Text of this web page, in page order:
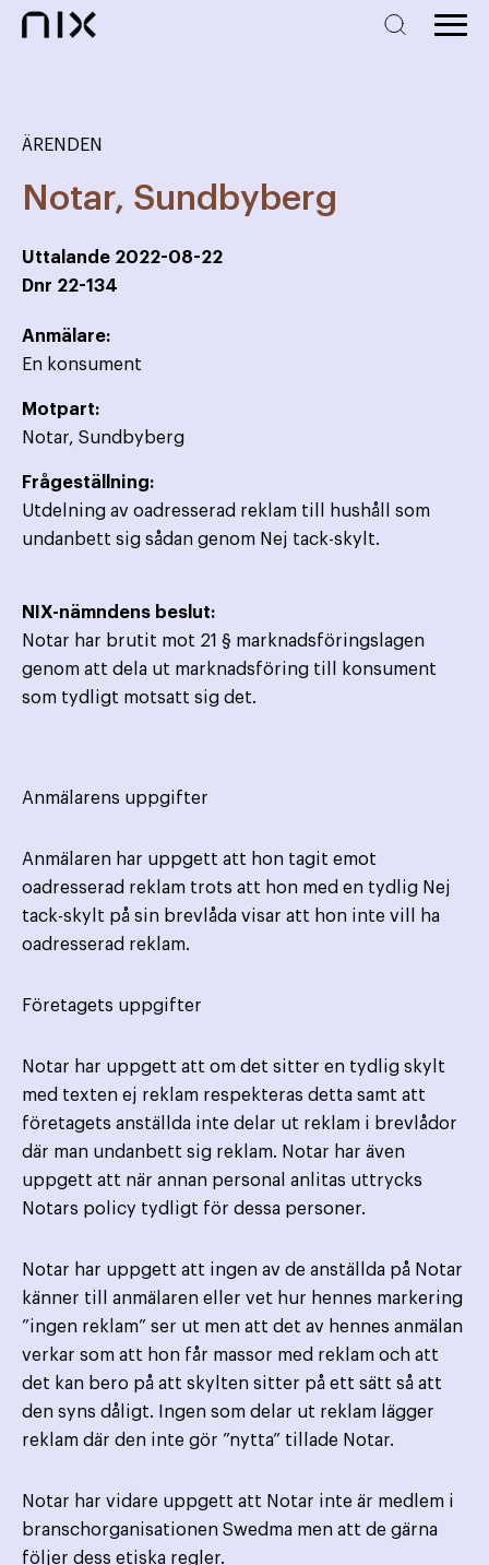
ÄRENDEN
Notar, Sundbyberg
Uttalande 2022-08-22
Dnr 22-134
Anmälare:
En konsument
Motpart:
Notar, Sundbyberg
Frågeställning:
Utdelning av oadresserad reklam till hushåll som
undanbett sig sådan genom Nej tack-skylt.
NIX-nämndens beslut:
Notar har brutit mot 21 § marknadsföringslagen
genom att dela ut marknadsföring till konsument
som tydligt motsatt sig det.
Anmälarens uppgifter
Anmälaren har uppgett att hon tagit emot
oadresserad reklam trots att hon med en tydlig Nej
tack-skylt på sin brevlåda visar att hon inte vill ha
oadresserad reklam.
Företagets uppgifter
Notar har uppgett att om det sitter en tydlig skylt
med texten ej reklam respekteras detta samt att
företagets anställda inte delar ut reklam i brevlådor
där man undanbett sig reklam. Notar har även
uppgett att när annan personal anlitas uttrycks
Notars policy tydligt för dessa personer.
Notar har uppgett att ingen av de anställda på Notar
känner till anmälaren eller vet hur hennes markering
”ingen reklam” ser ut men att det av hennes anmälan
verkar som att hon får massor med reklam och att
det kan bero på att skylten sitter på ett sätt så att
den syns dåligt. Ingen som delar ut reklam lägger
reklam där den inte gör ”nytta” tillade Notar.
Notar har vidare uppgett att Notar inte är medlem i
branschorganisationen Swedma men att de gärna
följer dess etiska regler.